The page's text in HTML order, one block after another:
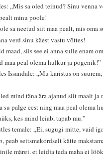
„Mis sa oled teinud? Sinu venna
minu poole!
sa neetud siit maa pealt, mis oma
verd sinu käest vastu võttes!
maad, siis see ei anna sulle enam
maa peal olema hulkur ja põgenik!”
Issandale: „Mu karistus on
mind täna ära ajanud siit maalt ja
su palge eest ning maa peal olema
kes mind leiab, tapab mu.”
temale: „Ei, sugugi mitte, vaid
peab seitsmekordselt kätte
märgi, et leidja teda maha ei